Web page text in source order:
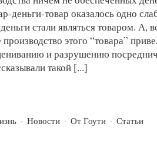
деньги-товар оказалось одно
стали являться товаром. А,
этого “товара”
и разрушению
такой [...]
· Новости · От Гоути · Статьи